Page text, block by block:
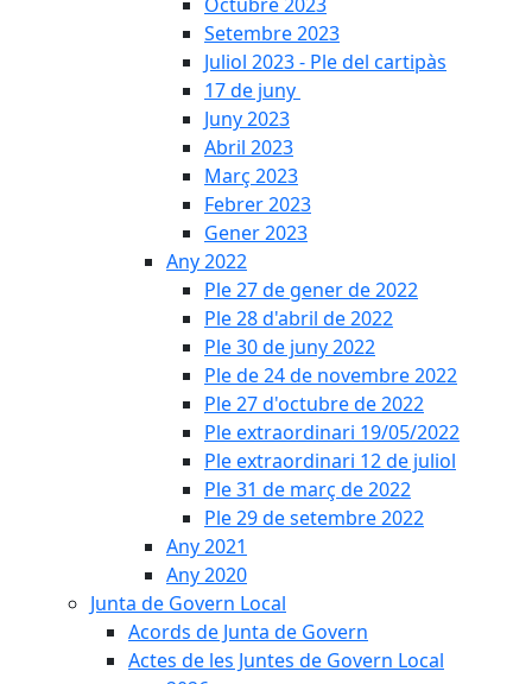
Setembre 2023
Juliol 2023 - Ple del cartipàs
17 de juny
Juny 2023
Abril 2023
Març 2023
Febrer 2023
Gener 2023
Any 2022
Ple 27 de gener de 2022
Ple 28 d'abril de 2022
Ple 30 de juny 2022
Ple de 24 de novembre 2022
Ple 27 d'octubre de 2022
Ple extraordinari 19/05/2022
Ple extraordinari 12 de juliol
Ple 31 de març de 2022
Ple 29 de setembre 2022
Any 2021
Any 2020
Junta de Govern Local
Acords de Junta de Govern
Actes de les Juntes de Govern Local